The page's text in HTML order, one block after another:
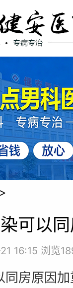
>
可以
16:15 浏览
原因加